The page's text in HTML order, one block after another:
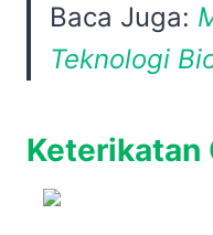
Baca Juga:
Teknologi
Keterikatan